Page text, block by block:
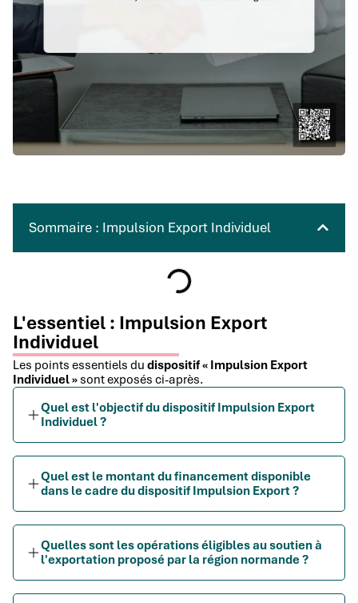
Sommaire : Impulsion Export Individuel
L'essentiel : Impulsion Export
Individuel
Les points essentiels du dispositif « Impulsion Export
Individuel » sont exposés ci-après.
Quel est l'objectif du dispositif Impulsion Export
Individuel ?
Quel est le montant du financement disponible
dans le cadre du dispositif Impulsion Export ?
Quelles sont les opérations éligibles au soutien à
l'exportation proposé par la région normande ?